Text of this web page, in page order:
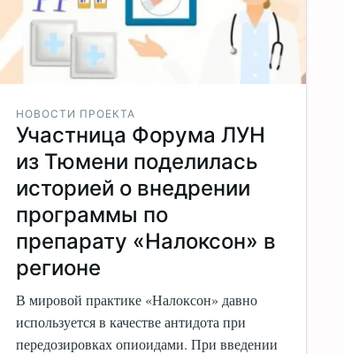
НОВОСТИ ПРОЕКТА
Участница Форума ЛУН
из Тюмени поделилась
историей о внедрении
программы по
препарату «Налоксон» в
регионе
В мировой практике «Налоксон» давно
используется в качестве антидота при
передозировках опиоидами. При введении